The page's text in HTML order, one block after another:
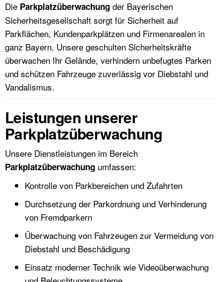
Die Parkplatzüberwachung der Bayerischen
Sicherheitsgesellschaft sorgt für Sicherheit auf
Parkflächen, Kundenparkplätzen und Firmenarealen in
ganz Bayern. Unsere geschulten Sicherheitskräfte
überwachen Ihr Gelände, verhindern unbefugtes Parken
und schützen Fahrzeuge zuverlässig vor Diebstahl und
Vandalismus.
Leistungen unserer
Parkplatzüberwachung
Unsere Dienstleistungen im Bereich
Parkplatzüberwachung umfassen:
Kontrolle von Parkbereichen und Zufahrten
Durchsetzung der Parkordnung und Verhinderung
von Fremdparkern
Überwachung von Fahrzeugen zur Vermeidung von
Diebstahl und Beschädigung
Einsatz moderner Technik wie Videoüberwachung